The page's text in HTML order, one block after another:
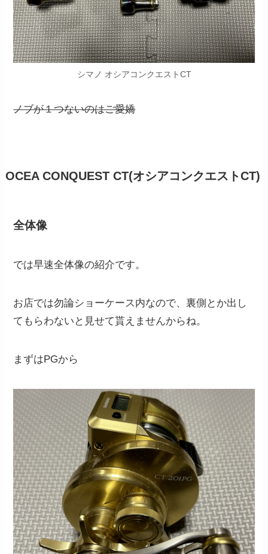
シマノ オシアコンクエストCT
ノブが１つないのはご愛嬌
OCEA CONQUEST CT(オシアコンクエストCT)
全体像
では早速全体像の紹介です。
お店では勿論ショーケース内なので、裏側とか出し
てもらわないと見せて貰えませんからね。
まずはPGから